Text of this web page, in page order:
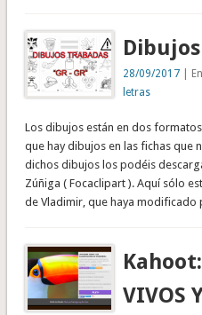
28/09/2017 |
letras
Los dibujos están en dos formatos
que hay dibujos en las fichas que
dichos dibujos los podéis
Zúñiga ( Focaclipart ). Aquí sólo
de Vladimir, que haya
Kahoot:
VIVOS